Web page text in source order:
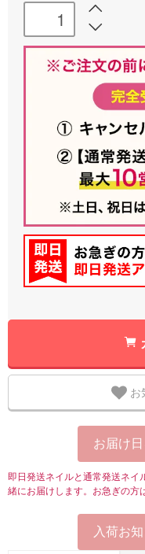
お
お届け
即日発送ネイルと通常発送ネイ
緒にお届けします。お急ぎの方
入荷お